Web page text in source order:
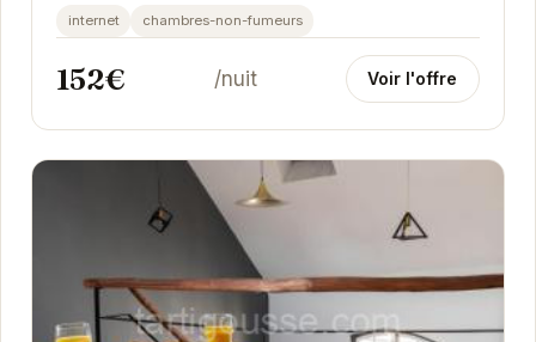
africaine. Ses lodges luxueux vous permettent...
internet chambres-non-fumeurs
152€ /nuit Voir l'offre